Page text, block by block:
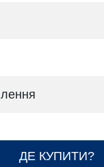
ДЕ КУПИТИ?